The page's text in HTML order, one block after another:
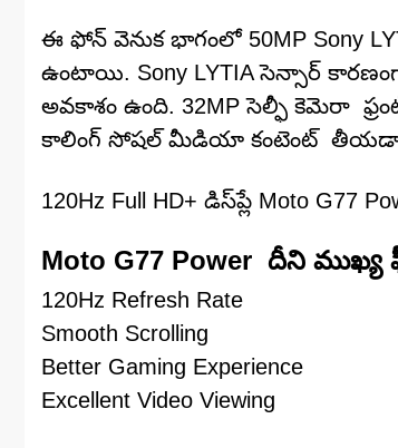
ఈ ఫోన్ వెనుక భాగంలో 50MP Sony
ఉంటాయి. Sony LYTIA సెన్సార్
అవకాశం ఉంది. 32MP సెల్ఫీ కెమెరా
కాలింగ్ సోషల్ మీడియా కంటెంట్
120Hz Full HD+ డిస్‌ప్లే Moto G77
Moto G77 Power దీని ముఖ్య
120Hz Refresh Rate
Smooth Scrolling
Better Gaming Experience
Excellent Video Viewing